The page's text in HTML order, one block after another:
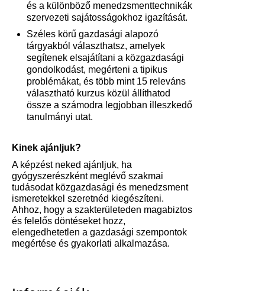
és a különböző menedzsmenttechnikák
szervezeti sajátosságokhoz igazítását.
Széles körű gazdasági alapozó
tárgyakból választhatsz, amelyek
segítenek elsajátítani a közgazdasági
gondolkodást, megérteni a tipikus
problémákat, és több mint 15 releváns
választható kurzus közül állíthatod
össze a számodra legjobban illeszkedő
tanulmányi utat.
Kinek ajánljuk?
A képzést neked ajánljuk, ha
gyógyszerészként meglévő szakmai
tudásodat közgazdasági és menedzsment
ismeretekkel szeretnéd kiegészíteni.
Ahhoz, hogy a szakterületeden magabiztos
és felelős döntéseket hozz,
elengedhetetlen a gazdasági szempontok
megértése és gyakorlati alkalmazása.